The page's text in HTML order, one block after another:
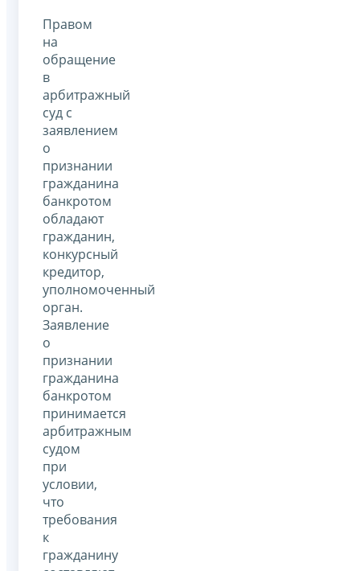
Правом
на
обращение
в
арбитражный
суд с
заявлением
о
признании
гражданина
банкротом
обладают
гражданин,
конкурсный
кредитор,
уполномоченный
орган.
Заявление
о
признании
гражданина
банкротом
принимается
арбитражным
судом
при
условии,
что
требования
к
гражданину